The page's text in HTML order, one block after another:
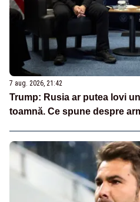
7 aug. 2026, 21:42
Trump: Rusia ar putea lovi
toamnă. Ce spune despre